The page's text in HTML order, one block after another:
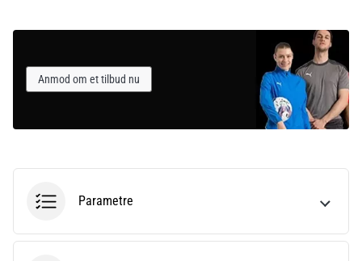
Anmod om et tilbud nu
Parametre